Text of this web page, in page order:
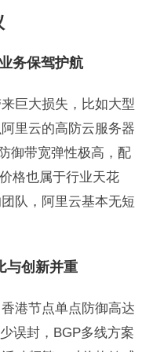
务保驾护航
巨大损失，比如大型
里云的高防云服务器
御带宽弹性极高，配
格也属于行业天花
队，阿里云基本无短
与创新并重
港节点单点防御高达
误封，BGP多线方案